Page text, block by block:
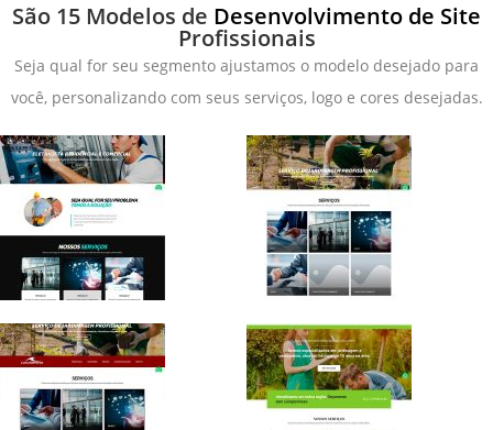
São 15 Modelos de Desenvolvimento de Site
Profissionais
Seja qual for seu segmento ajustamos o modelo desejado para
você, personalizando com seus serviços, logo e cores desejadas.